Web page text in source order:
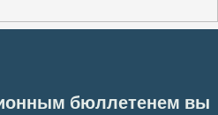
бюллетенем вы